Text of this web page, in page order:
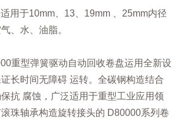
用于10mm、13、19mm 、25mm内径
、水、油脂。
重型弹簧驱动自动回收卷盘运用全新设
长时间无障碍 运转。全碳钢构造结合
抗 腐蚀，广泛适用于重型工业应用领
珠轴承构造旋转接头的 D80000系列卷